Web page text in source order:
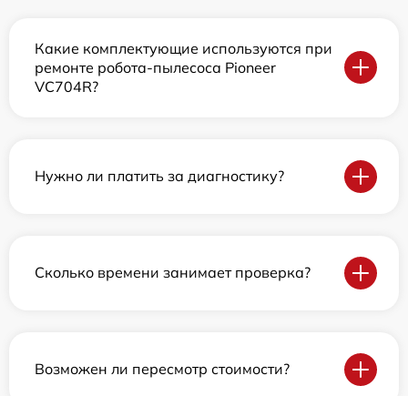
Какие комплектующие используются при
ремонте робота-пылесоса Pioneer
VC704R?
Нужно ли платить за диагностику?
Сколько времени занимает проверка?
Возможен ли пересмотр стоимости?